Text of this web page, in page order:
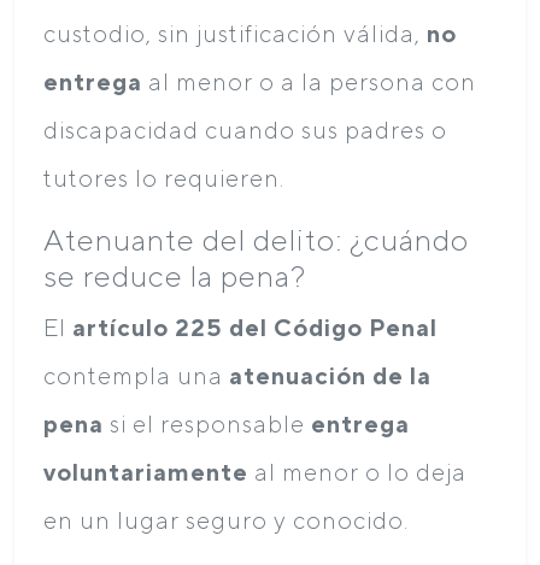
custodio, sin justificación válida, no
entrega al menor o a la persona con
discapacidad cuando sus padres o
tutores lo requieren.
Atenuante del delito: ¿cuándo
se reduce la pena?
El artículo 225 del Código Penal
contempla una atenuación de la
pena si el responsable entrega
voluntariamente al menor o lo deja
en un lugar seguro y conocido.